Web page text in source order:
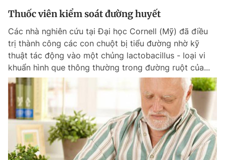
Thuốc viên kiểm soát đường huyết
Các nhà nghiên cứu tại Đại học Cornell (Mỹ) đã điều
trị thành công các con chuột bị tiểu đường nhờ kỹ
thuật tác động vào một chủng lactobacillus - loại vi
khuẩn hình que thông thường trong đường ruột của...